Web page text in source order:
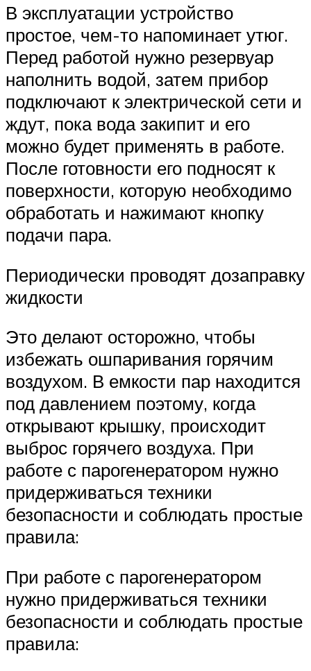
В эксплуатации устройство
простое, чем-то напоминает утюг.
Перед работой нужно резервуар
наполнить водой, затем прибор
подключают к электрической сети и
ждут, пока вода закипит и его
можно будет применять в работе.
После готовности его подносят к
поверхности, которую необходимо
обработать и нажимают кнопку
подачи пара.
Периодически проводят дозаправку
жидкости
Это делают осторожно, чтобы
избежать ошпаривания горячим
воздухом. В емкости пар находится
под давлением поэтому, когда
открывают крышку, происходит
выброс горячего воздуха. При
работе с парогенератором нужно
придерживаться техники
безопасности и соблюдать простые
правила:
При работе с парогенератором
нужно придерживаться техники
безопасности и соблюдать простые
правила: